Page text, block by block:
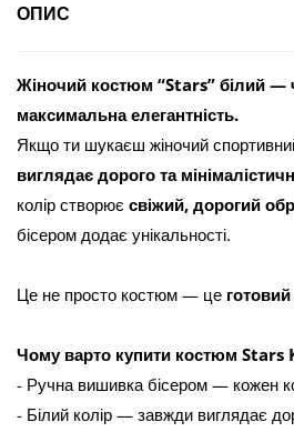
ОПИС
Жіночий костюм “Stars” білий —
максимальна елегантність.
Якщо ти шукаєш жіночий
виглядає дорого та
колір створює свіжий, дорогий
бісером додає унікальності.
Це не просто костюм — це
Чому варто купити костюм Stars
- Ручна вишивка бісером — кожен
- Білий колір — завжди виглядає